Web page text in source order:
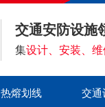
交通安防设施
集设计、安装、
热熔划线 交通